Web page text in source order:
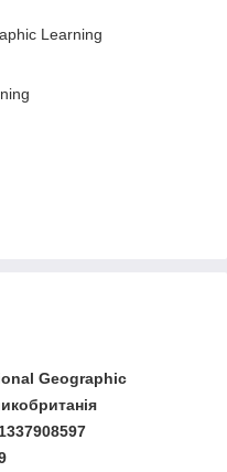
Learning
Geographic